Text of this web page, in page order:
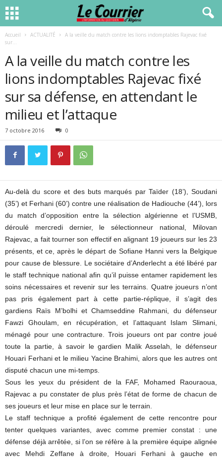
Accueil ACTUALITÉ
A la veille du match contre les lions indomptables Rajevac fixé
sur...
A la veille du match contre les
lions indomptables Rajevac fixé
sur sa défense, en attendant le
milieu et l’attaque
7 octobre 2016 0
Au-delà du score et des buts marqués par Taïder (18’), Soudani
(35’) et Ferhani (60’) contre une réalisation de Hadiouche (44’), lors
du match d’opposition entre la sélection algérienne et l’USMB,
déroulé mercredi dernier, le sélectionneur national, Milovan
Rajevac, a fait tourner son effectif en alignant 19 joueurs sur les 23
présents, et ce, après le départ de Sofiane Hanni vers la Belgique
pour cause de blessure. Le sociétaire d’Anderlecht a été libéré par
le staff technique national afin qu’il puisse entamer rapidement les
soins nécessaires et revenir sur les terrains. Quatre joueurs n’ont
pas pris également part à cette partie-réplique, il s’agit des
gardiens Raïs M’bolhi et Chamseddine Rahmani, du défenseur
Fawzi Ghoulam, en récupération, et l’attaquant Islam Slimani,
ménagé pour une contracture. Trois joueurs ont par contre joué
toute la partie, à savoir le gardien Malik Asselah, le défenseur
Houari Ferhani et le milieu Yacine Brahimi, alors que les autres ont
disputé chacun une mi-temps.
Sous les yeux du président de la FAF, Mohamed Raouraoua,
Rajevac a pu constater de plus près l’état de forme de chacun de
ses joueurs et leur mise en place sur le terrain.
Le staff technique a profité également de cette rencontre pour
tenter quelques variantes, avec comme premier constat : une
défense déjà arrêtée, si l’on se réfère à la première équipe alignée
avec Mehdi Zeffane à droite, Houari Ferhani à gauche en